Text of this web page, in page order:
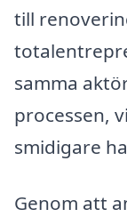
till
samma
processen,
smidigare
Genom att